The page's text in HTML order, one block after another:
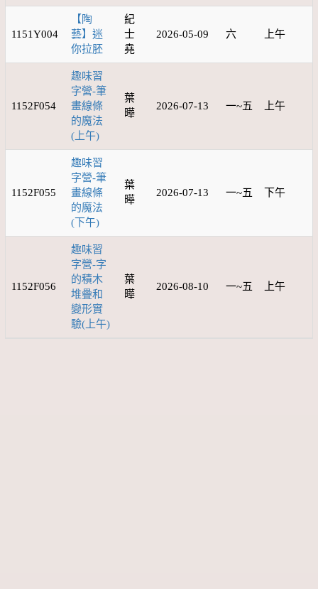
1151Y004
【陶
藝】迷
你拉胚
紀
士
堯
2026-05-09 六 上午
1152F054
趣味習
字營-筆
畫線條
的魔法
(上午)
葉
曄
2026-07-13 一~五 上午
1152F055
趣味習
字營-筆
畫線條
的魔法
(下午)
葉
曄
2026-07-13 一~五 下午
1152F056
趣味習
字營-字
的積木
堆疊和
變形實
驗(上午)
葉
曄
2026-08-10 一~五 上午